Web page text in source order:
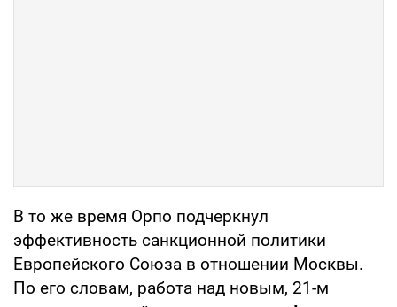
В то же время Орпо подчеркнул
эффективность санкционной политики
Европейского Союза в отношении Москвы.
По его словам, работа над новым, 21-м